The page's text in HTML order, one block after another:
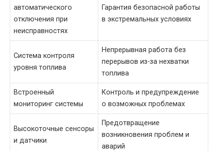
автоматического
отключения при
неисправностях
Гарантия безопасной работы
в экстремальных условиях
Система контроля
уровня топлива
Непрерывная работа без
перерывов из-за нехватки
топлива
Встроенный
мониторинг системы
Контроль и предупреждение
о возможных проблемах
Высокоточные сенсоры
и датчики
Предотвращение
возникновения проблем и
аварий